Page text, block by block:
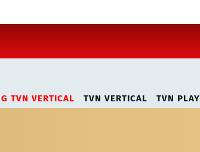
TVN VERTICAL TVN VERTICAL TVN PLAY